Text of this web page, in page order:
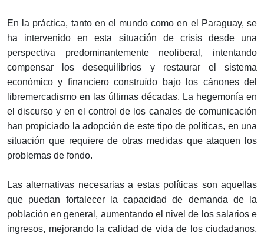
En la práctica, tanto en el mundo como en el Paraguay, se
ha intervenido en esta situación de crisis desde una
perspectiva predominantemente neoliberal, intentando
compensar los desequilibrios y restaurar el sistema
económico y financiero construído bajo los cánones del
libremercadismo en las últimas décadas. La hegemonía en
el discurso y en el control de los canales de comunicación
han propiciado la adopción de este tipo de políticas, en una
situación que requiere de otras medidas que ataquen los
problemas de fondo.
Las alternativas necesarias a estas políticas son aquellas
que puedan fortalecer la capacidad de demanda de la
población en general, aumentando el nivel de los salarios e
ingresos, mejorando la calidad de vida de los ciudadanos,